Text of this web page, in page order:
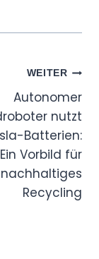
WEITER
Autonomer
nutzt
Batterien:
Ein Vorbild für
nachhaltiges
Recycling